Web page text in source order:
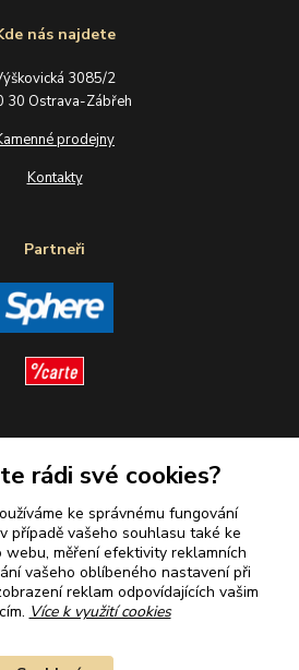
nás najdete
3085/2
30 Ostrava-Zábřeh
prodejny
Kontakty
Partneři
u nás bezpečně
rádi své cookies?
ke správnému fungování
případě vašeho souhlasu také ke
měření efektivity reklamních
vašeho oblíbeného nastavení při
reklam odpovídajících vašim
Více k využití cookies